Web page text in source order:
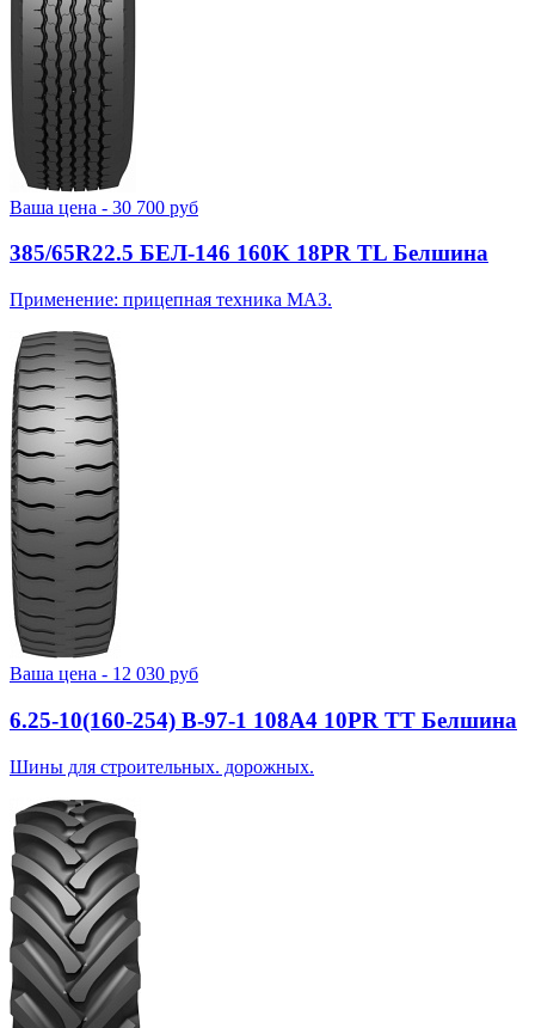
Ваша цена - 30 700 руб
385/65R22.5 БЕЛ-146 160K 18PR TL Белшина
Применение: прицепная техника МАЗ.
Ваша цена - 12 030 руб
6.25-10(160-254) В-97-1 108A4 10PR TT Белшина
Шины для строительных. дорожных.